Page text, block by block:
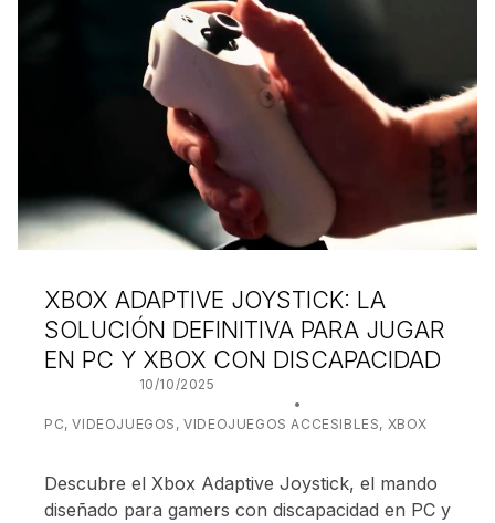
XBOX ADAPTIVE JOYSTICK: LA
SOLUCIÓN DEFINITIVA PARA JUGAR
EN PC Y XBOX CON DISCAPACIDAD
10/10/2025
PC,VIDEOJUEGOS ,VIDEOJUEGOS ACCESIBLES, XBOX
Descubre el Xbox Adaptive Joystick, el mando
diseñado para gamers con discapacidad en PC y